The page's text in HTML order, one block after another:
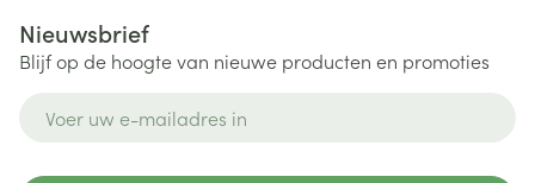
Nieuwsbrief
Blijf op de hoogte van nieuwe producten en promoties